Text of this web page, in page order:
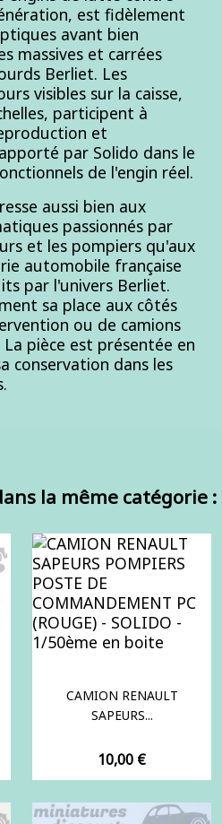
est fidèlement
avant bien
massives et carrées
Berliet. Les
visibles sur la caisse,
participent à
et
par Solido dans le
de l'engin réel.
aussi bien aux
passionnés par
et les pompiers qu'aux
automobile française
par l'univers Berliet.
sa place aux côtés
ou de camions
pièce est présentée en
conservation dans les
la même catégorie :
CAMION RENAULT
SAPEURS...
Prix
10,00 €